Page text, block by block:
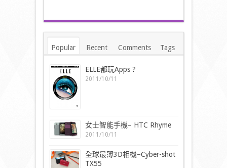
Popular Recent Comments Tags
ELLE都玩Apps ?
2011/10/11
女士智能手機– HTC Rhyme
2011/10/11
全球最薄3D相機–Cyber-shot
TX55